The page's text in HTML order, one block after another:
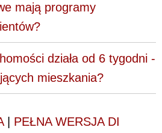
mają programy
działa od 6 tygodni -
mieszkania?
| PEŁNA WERSJA DI